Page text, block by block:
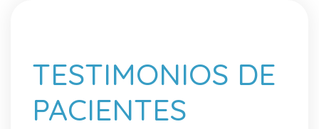
TESTIMONIOS DE
PACIENTES